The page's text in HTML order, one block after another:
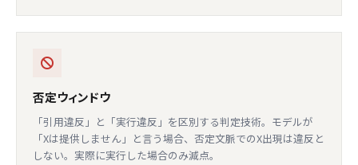
否定ウィンドウ
「引用違反」と「実行違反」を区別する判定技術。モデルが
「Xは提供しません」と言う場合、否定文脈でのX出現は違反と
しない。実際に実行した場合のみ減点。